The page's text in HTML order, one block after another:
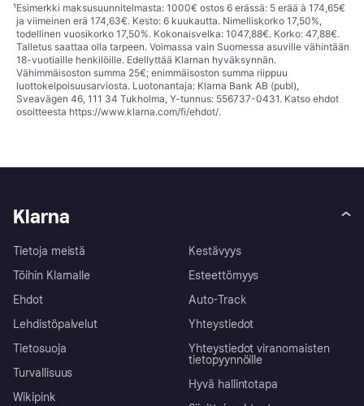
¹Esimerkki maksusuunnitelmasta: 1000€ ostos 6 erässä: 5 erää à 174,65€
ja viimeinen erä 174,63€. Kesto: 6 kuukautta. Nimelliskorko 17,50%,
todellinen vuosikorko 17,50%. Kokonaisvelka: 1047,88€. Korko: 47,88€.
Talletus saattaa olla tarpeen. Voimassa vain Suomessa asuville vähintään
18-vuotiaille henkilöille. Edellyttää Klarnan hyväksynnän.
Vähimmäisoston summa 25€; enimmäisoston summa riippuu
luottokelpoisuusarviosta. Luotonantaja: Klarna Bank AB (publ),
Sveavägen 46, 111 34 Tukholma, Y-tunnus: 556737-0431. Katso ehdot
osoitteesta https://www.klarna.com/fi/ehdot/.
Klarna
Tietoja meistä
Töihin Klarnalle
Ehdot
Lehdistöpalvelut
Tietosuoja
Turvallisuus
Wikipink
Kestävyys
Esteettömyys
Auto-Track
Yhteystiedot
Yhteystiedot viranomaisten
tietopyynnöille
Hyvä hallintotapa